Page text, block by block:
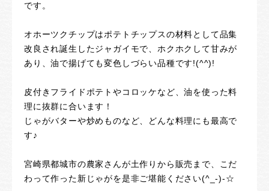
です。
オホーツクチップはポテトチップスの材料として品集
改良され誕生したジャガイモで、ホクホクして甘みが
あり、油で揚げても変色しづらい品種です!(^^)!
皮付きフライドポテトやコロッケなど、油を使った料
理に抜群に合います！
じゃがバターや炒めものなど、どんな料理にも最高で
す♪
宮崎県都城市の農家さんが土作りから販売まで、こだ
わって作った新じゃがを是非ご堪能ください(^_-)-☆